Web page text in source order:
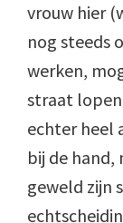
vrouw hier
nog steeds
werken,
straat
echter heel
bij de hand,
geweld zijn